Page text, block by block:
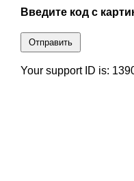
Введите код с
Отправить
Your support ID is: